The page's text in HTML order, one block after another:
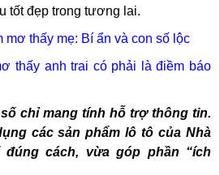
tốt đẹp trong tương lai.
mơ thấy mẹ: Bí ẩn và con số lộc
thấy anh trai có phải là điềm báo
chỉ mang tính hỗ trợ thông tin.
các sản phẩm lô tô của Nhà
cách, vừa góp phần “ích